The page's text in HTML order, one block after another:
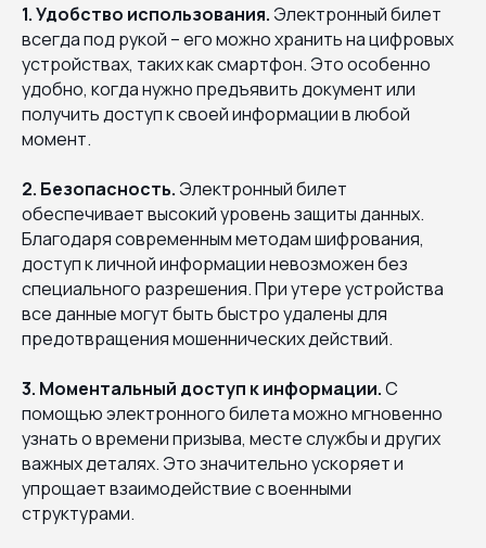
1. Удобство использования. Электронный билет
всегда под рукой – его можно хранить на цифровых
устройствах, таких как смартфон. Это особенно
удобно, когда нужно предъявить документ или
получить доступ к своей информации в любой
момент.
2. Безопасность. Электронный билет
обеспечивает высокий уровень защиты данных.
Благодаря современным методам шифрования,
доступ к личной информации невозможен без
специального разрешения. При утере устройства
все данные могут быть быстро удалены для
предотвращения мошеннических действий.
3. Моментальный доступ к информации.С
помощью электронного билета можно мгновенно
узнать о времени призыва, месте службы и других
важных деталях. Это значительно ускоряет и
упрощает взаимодействие с военными
структурами.